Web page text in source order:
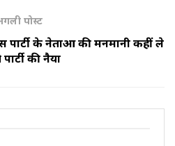
पोस्ट
पार्टी के नेताओं की मनमानी कहीं ले
की नैया